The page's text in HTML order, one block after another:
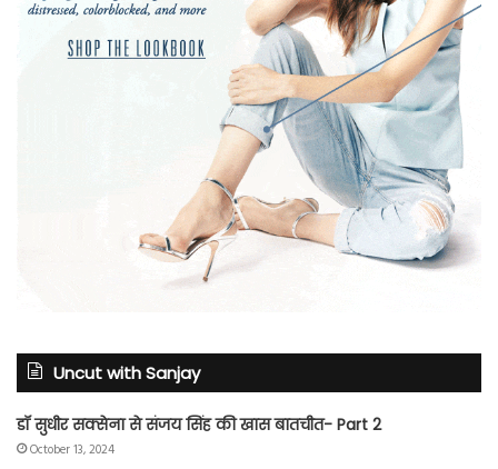
Uncut with Sanjay
डॉ सुधीर सक्सेना से संजय सिंह की खास बातचीत- Part 2
October 13, 2024